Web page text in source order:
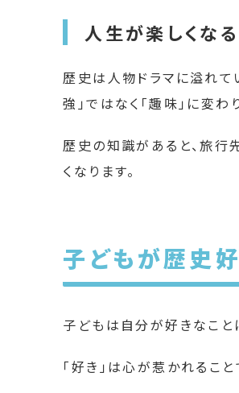
人生が楽しくな
歴史は人物ドラマに溢れて
強」ではなく「趣味」に変わ
歴史の知識があると、旅行
くなります。
子どもが歴史
子どもは自分が好きなこと
「好き」は心が惹かれるこ